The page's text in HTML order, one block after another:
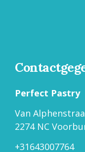
Perfect Pastry
Van
2274 NC
+31643007764